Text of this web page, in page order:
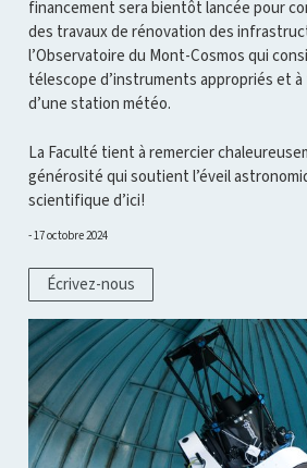
financement sera bientôt lancée pour
des travaux de rénovation des
l’Observatoire du Mont-Cosmos qui
télescope d’instruments appropriés et à
d’une station météo.
La Faculté tient à remercier
générosité qui soutient l’éveil
scientifique d’ici!
17 octobre 2024
Écrivez-nous